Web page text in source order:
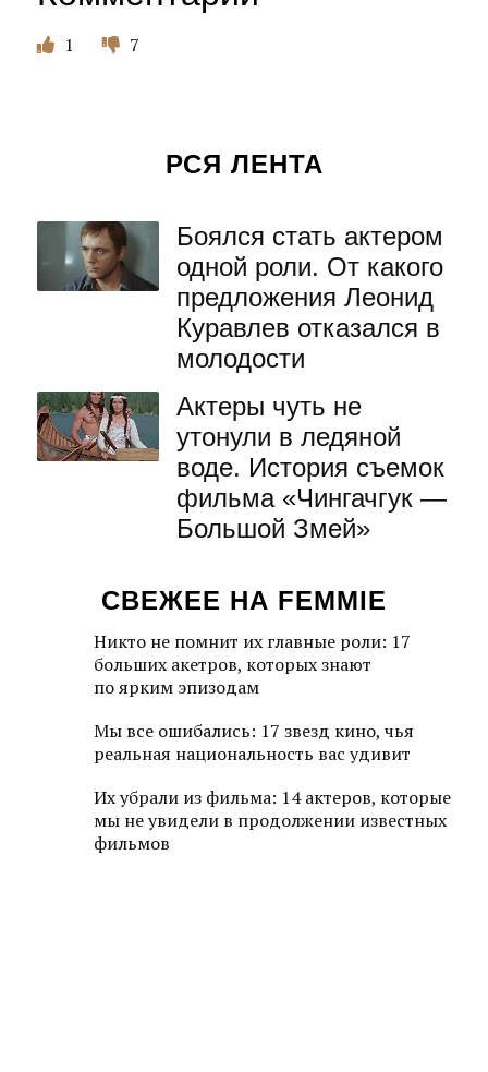
1 7
РСЯ ЛЕНТА
Боялся стать актером
одной роли. От какого
предложения Леонид
Куравлев отказался в
молодости
Актеры чуть не
утонули в ледяной
воде. История съемок
фильма «Чингачгук —
Большой Змей»
СВЕЖЕЕ НА FEMMIE
Никто не помнит их главные роли: 17
больших акетров, которых знают
по ярким эпизодам
Мы все ошибались: 17 звезд кино, чья
реальная национальность вас удивит
Их убрали из фильма: 14 актеров, которые
мы не увидели в продолжении известных
фильмов